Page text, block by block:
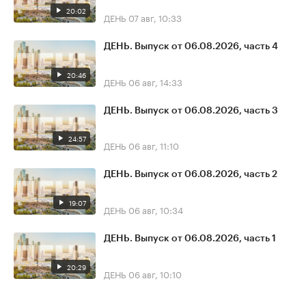
20:02 ДЕНЬ 07 авг, 10:33
20:46
ДЕНЬ. Выпуск от 06.08.2026, часть 4
ДЕНЬ 06 авг, 14:33
24:57
ДЕНЬ. Выпуск от 06.08.2026, часть 3
ДЕНЬ 06 авг, 11:10
19:07
ДЕНЬ. Выпуск от 06.08.2026, часть 2
ДЕНЬ 06 авг, 10:34
20:29
ДЕНЬ. Выпуск от 06.08.2026, часть 1
ДЕНЬ 06 авг, 10:10